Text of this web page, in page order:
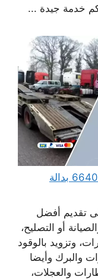
خدمة جيدة ...
ونش كرين سطحة ام الهيمان 66400336 بدالة
تقديم أفضل
أو التصليح،
وتزويد بالوقود
والبرك وأيضا
والعجلات،